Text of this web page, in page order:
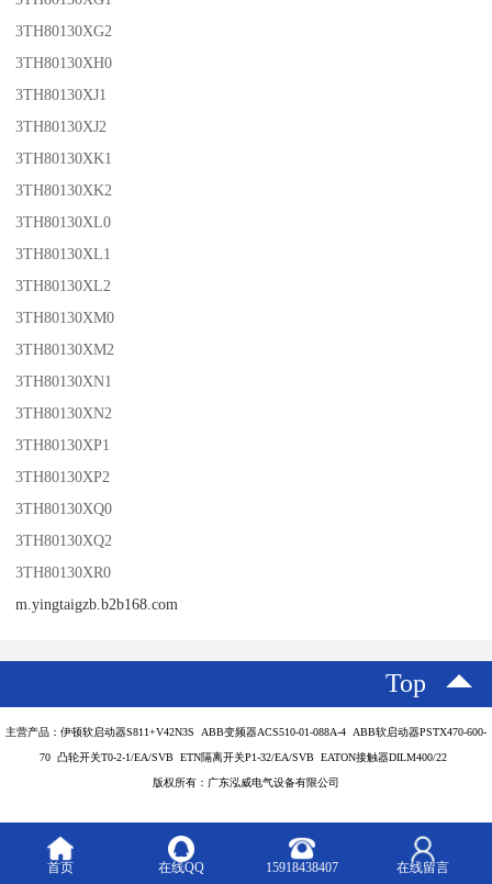
3TH80130XG2
3TH80130XH0
3TH80130XJ1
3TH80130XJ2
3TH80130XK1
3TH80130XK2
3TH80130XL0
3TH80130XL1
3TH80130XL2
3TH80130XM0
3TH80130XM2
3TH80130XN1
3TH80130XN2
3TH80130XP1
3TH80130XP2
3TH80130XQ0
3TH80130XQ2
3TH80130XR0
m.yingtaigzb.b2b168.com
Top
主营产品：伊顿软启动器S811+V42N3S ABB变频器ACS510-01-088A-4 ABB软启动器PSTX470-600-
70 凸轮开关T0-2-1/EA/SVB ETN隔离开关P1-32/EA/SVB EATON接触器DILM400/22
版权所有：广东泓威电气设备有限公司
首页 在线QQ 15918438407 在线留言